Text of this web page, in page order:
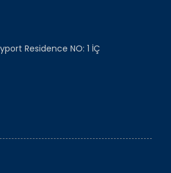
Residence NO: 1 İÇ